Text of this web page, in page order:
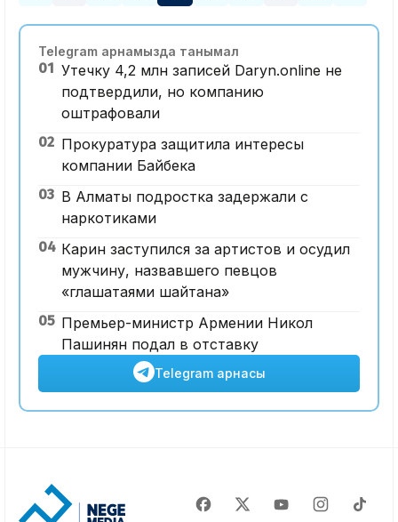
Telegram арнамызда танымал
01 Утечку 4,2 млн записей Daryn.online не
подтвердили, но компанию
оштрафовали
02 Прокуратура защитила интересы
компании Байбека
03 В Алматы подростка задержали с
наркотиками
04 Карин заступился за артистов и осудил
мужчину, назвавшего певцов
«глашатаями шайтана»
05 Премьер-министр Армении Никол
Пашинян подал в отставку
Telegram арнасы